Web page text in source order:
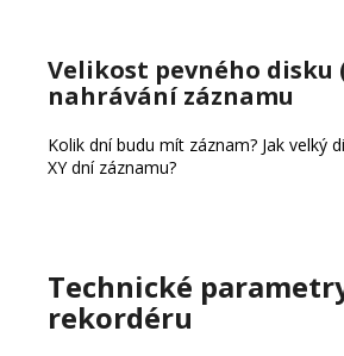
Velikost pevného disku
nahrávání záznamu
Kolik dní budu mít záznam? Jak velký
XY dní záznamu?
Technické
rekordéru